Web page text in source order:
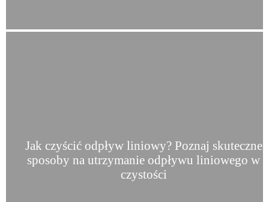
Jak czyścić odpływ liniowy? Poznaj skuteczne
sposoby na utrzymanie odpływu liniowego w
czystości